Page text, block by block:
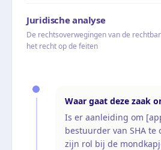
Juridische analyse
De rechtsoverwegingen van de
het recht op de feiten
Waar gaat deze zaak
Is er aanleiding om
bestuurder van SHA te
zijn rol bij de